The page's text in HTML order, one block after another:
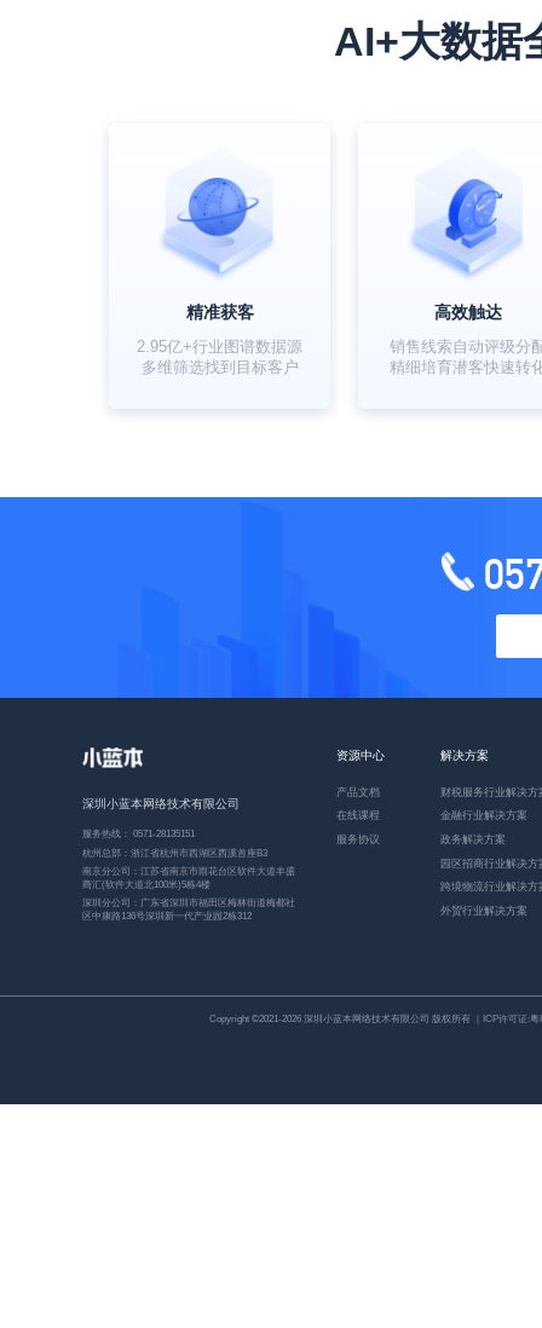
AI+大数据
精准获客
2.95亿+行业图谱数据源
多维筛选找到目标客户
高效触达
销售线索自动评级分
精细培育潜客快速转
深圳小蓝本网络技术有限公司
服务热线： 0571-28135151
杭州总部：浙江省杭州市西湖区西溪首座B3
南京分公司：江苏省南京市雨花台区软件大道丰盛
商汇(软件大道北100米)5栋4楼
深圳分公司：广东省深圳市福田区梅林街道梅都社
区中康路136号深圳新一代产业园2栋312
资源中心
产品文档
在线课程
服务协议
解决方案
财税服务行业解决方
金融行业解决方案
政务解决方案
园区招商行业解决方
跨境物流行业解决方
外贸行业解决方案
Copyright ©2021-2026 深圳小蓝本网络技术有限公司 版权所有 ｜ICP许可证:粤